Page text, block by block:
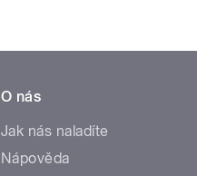
O nás
Jak nás naladíte
Nápověda